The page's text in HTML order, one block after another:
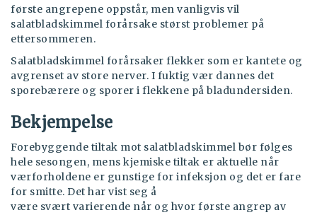
første angrepene oppstår, men vanligvis vil
salatbladskimmel forårsake størst problemer på
ettersommeren.
Salatbladskimmel forårsaker flekker som er kantete og
avgrenset av store nerver. I fuktig vær dannes det
sporebærere og sporer i flekkene på bladundersiden.
Bekjempelse
Forebyggende tiltak mot salatbladskimmel bør følges
hele sesongen, mens kjemiske tiltak er aktuelle når
værforholdene er gunstige for infeksjon og det er fare
for smitte. Det har vist seg å
være svært varierende når og hvor første angrep av